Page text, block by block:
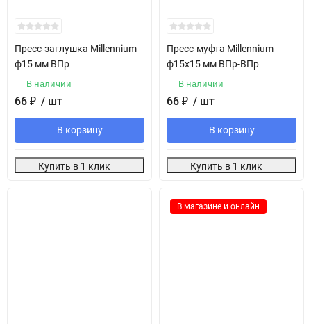
Пресс-заглушка Millennium
ф15 мм ВПр
В наличии
66 ₽ / шт
В корзину
Купить в 1 клик
Пресс-муфта Millennium
ф15х15 мм ВПр-ВПр
В наличии
66 ₽ / шт
В корзину
Купить в 1 клик
В магазине и онлайн